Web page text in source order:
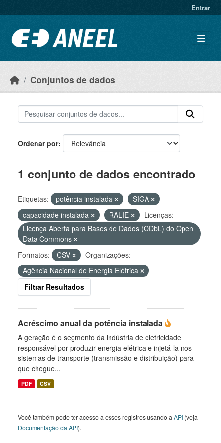
Entrar
Conjuntos de dados
Ordenar por
1 conjunto de dados encontrado
Etiquetas: potência instalada
SIGA
capacidade instalada
RALIE
Licenças:
Licença Aberta para Bases de Dados (ODbL) do Open
Data Commons
Formatos:
CSV
Organizações:
Agência Nacional de Energia Elétrica
Filtrar Resultados
Acréscimo anual da potência instalada
A geração é o segmento da indústria de eletricidade
responsável por produzir energia elétrica e injetá-la nos
sistemas de transporte (transmissão e distribuição) para
que chegue...
PDF CSV
Você também pode ter acesso a esses registros usando a API (veja
Documentação da API).